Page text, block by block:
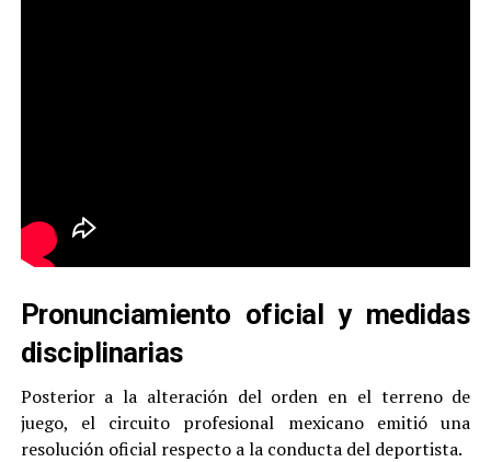
Pronunciamiento oficial y medidas
disciplinarias
Posterior a la alteración del orden en el terreno de
juego, el circuito profesional mexicano emitió una
resolución oficial respecto a la conducta del deportista.